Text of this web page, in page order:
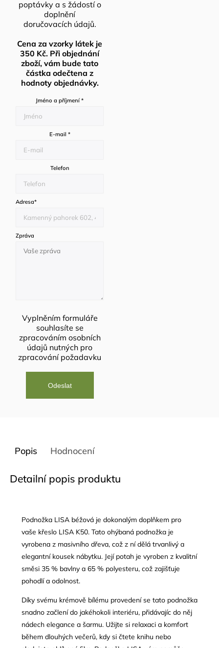
poptávky a s žádostí o
doplnění
doručovacích údajů.
Cena za vzorky látek je
350 Kč. Při objednání
zboží, vám bude tato
částka odečtena z
hodnoty objednávky.
Jméno a příjmení *
E-mail *
Telefon
Adresa*
Zpráva
Vyplněním formuláře
souhlasíte se
zpracováním osobních
údajů nutných pro
zpracování požadavku
Popis Hodnocení
Detailní popis produktu
Podnožka LISA béžová je dokonalým doplňkem pro
vaše křeslo LISA K50. Tato ohýbaná podnožka je
vyrobena z masivního dřeva, což z ní dělá trvanlivý a
elegantní kousek nábytku. Její potah je vyroben z kvalitní
směsi 35 % bavlny a 65 % polyesteru, což zajišťuje
pohodlí a odolnost.
Díky svému krémově bílému provedení se tato podnožka
snadno začlení do jakéhokoli interiéru, přidávajíc do něj
nádech elegance a šarmu. Užijte si relaxaci a komfort
během dlouhých večerů, kdy si čtete knihu nebo